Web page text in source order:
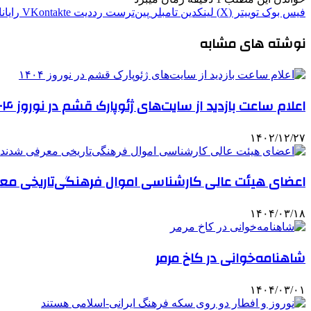
فیس بوک توییتر (X) لینکدین ‫تامبلر ‫پین‌ترست ‫رددیت ‫VKontakte
نوشته های مشابه
اعلام ساعت بازدید از سایت‌های ژئوپارک قشم در نوروز ۱۴۰۴
۱۴۰۲/۱۲/۲۷
اعضای هیئت عالی کارشناسی اموال فرهنگی‌تاریخی
۱۴۰۴/۰۳/۱۸
شاهنامه‌خوانی در کاخ مرمر
۱۴۰۴/۰۳/۰۱